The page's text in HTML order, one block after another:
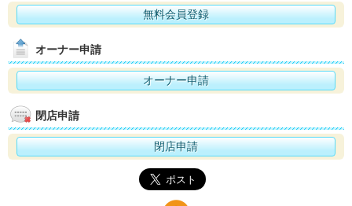
無料会員登録
オーナー申請
オーナー申請
閉店申請
閉店申請